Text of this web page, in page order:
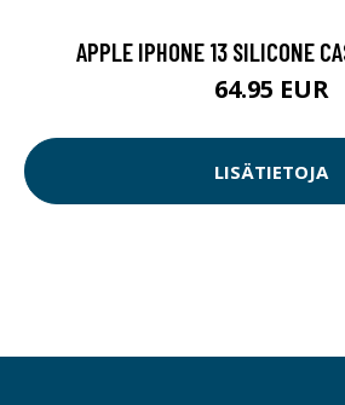
APPLE IPHONE 13 SILICONE
64.95 EUR
LISÄTIETOJA